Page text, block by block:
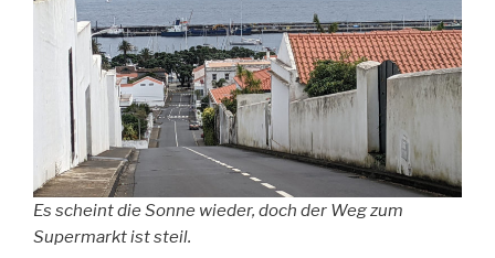
Es scheint die Sonne wieder, doch der Weg zum
Supermarkt ist steil.